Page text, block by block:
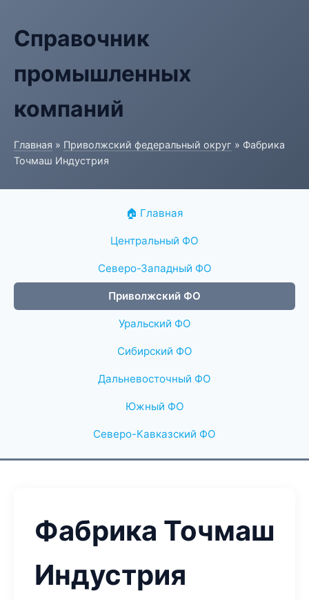
Справочник
промышленных
компаний
Главная » Приволжский федеральный округ » Фабрика
Точмаш Индустрия
🏠 Главная
Центральный ФО
Северо-Западный ФО
Приволжский ФО
Уральский ФО
Сибирский ФО
Дальневосточный ФО
Южный ФО
Северо-Кавказский ФО
Фабрика Точмаш
Индустрия